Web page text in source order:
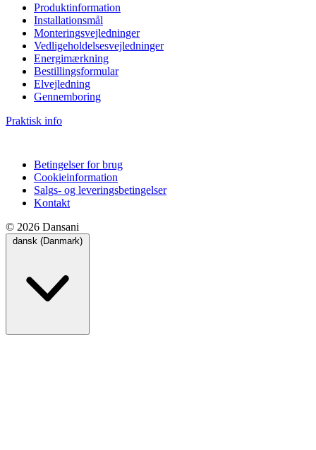
Produktinformation
Installationsmål
Monteringsvejledninger
Vedligeholdelsesvejledninger
Energimærkning
Bestillingsformular
Elvejledning
Gennemboring
Praktisk info
Betingelser for brug
Cookieinformation
Salgs- og leveringsbetingelser
Kontakt
© 2026 Dansani
dansk (Danmark)